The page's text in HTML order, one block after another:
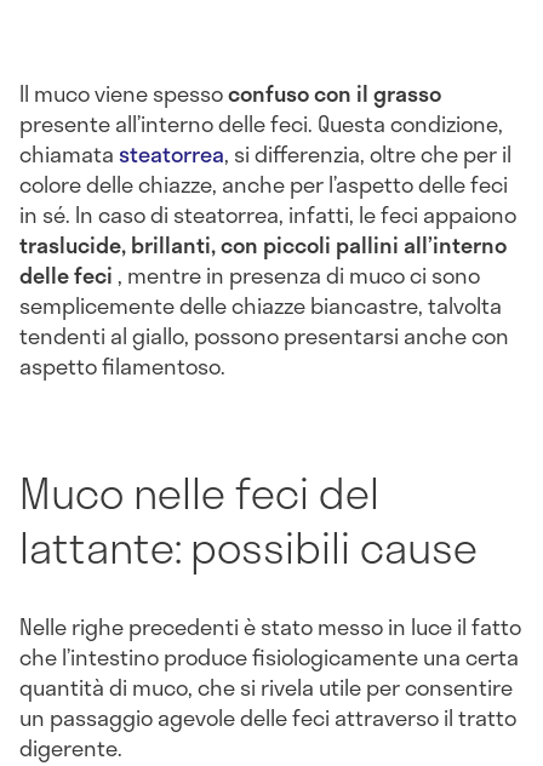
Il muco viene spessoconfuso con il grasso
presente all’interno delle feci. Questa condizione,
chiamata steatorrea, si differenzia, oltre che per il
colore delle chiazze, anche per l’aspetto delle feci
in sé. In caso di steatorrea, infatti, le feci appaiono
traslucide, brillanti, con piccoli pallini all’interno
delle feci , mentre in presenza di muco ci sono
semplicemente delle chiazze biancastre, talvolta
tendenti al giallo, possono presentarsi anche con
aspetto filamentoso.
Muco nelle feci del
lattante: possibili cause
Nelle righe precedenti è stato messo in luce il fatto
che l’intestino produce fisiologicamente una certa
quantità di muco, che si rivela utile per consentire
un passaggio agevole delle feci attraverso il tratto
digerente.